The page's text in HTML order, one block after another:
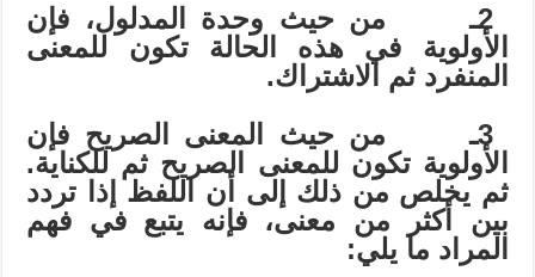
ـمن حيث وحدة المدلول، فإن
الأولوية في هذه الحالة تكون للمعنى
المنفرد ثم الاشتراك.
ـمن حيث المعنى الصريح فإن
الأولوية تكون للمعنى الصريح ثم للكناية.
ثم يخلص من ذلك إلى أن اللفظ إذا تردد
بين أكثر من معنى، فإنه يتبع في فهم
المراد ما يلي: